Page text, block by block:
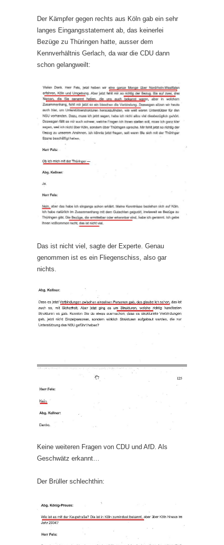
Der Kämpfer gegen rechts aus Köln gab ein sehr
langes Eingangsstatement ab, das keinerlei
Bezüge zu Thüringen hatte, ausser dem
Kennverhältnis Gerlach, da war die CDU dann
schon gelangweilt:
Das ist nicht viel, sagte der Experte. Genau
genommen ist es ein Fliegenschiss, also gar
nichts.
Keine weiteren Fragen von CDU und AfD. Als
Geschwätz erkannt…
Der Brüller schlechthin: